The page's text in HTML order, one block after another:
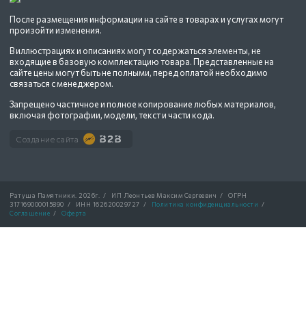
После размещения информации на сайте в товарах и услугах могут
произойти изменения.
В иллюстрациях и описаниях могут содержаться элементы, не
входящие в базовую комплектацию товара. Представленные на
сайте цены могут быть не полными, перед оплатой необходимо
связаться с менеджером.
Запрещено частичное и полное копирование любых материалов,
включая фотографии, модели, текст и части кода.
Создание сайта
Ратуша Памятники. 2026г. / ИП Леонтьев Максим Сергеевич /
ОГРН
317169000015890 / ИНН 162620029727 / Политика конфиденциальности /
Соглашение / Оферта